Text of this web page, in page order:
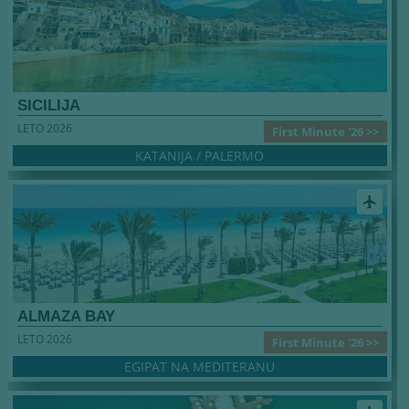
SICILIJA
First Minute '26 >>
LETO 2026
KATANIJA / PALERMO
airplanemode_active
ALMAZA BAY
First Minute '26 >>
LETO 2026
EGIPAT NA MEDITERANU